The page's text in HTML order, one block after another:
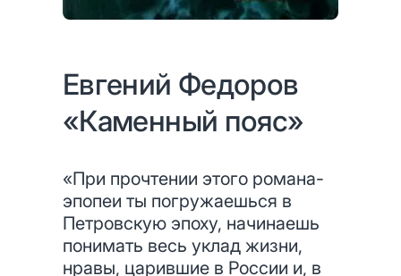
Евгений Федоров
«Каменный пояс»
«При прочтении этого романа-
эпопеи ты погружаешься в
Петровскую эпоху, начинаешь
понимать весь уклад жизни,
нравы, царившие в России и, в